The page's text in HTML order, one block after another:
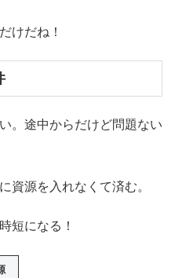
けだね！
。途中からだけど問題ない
資源を入れなくて済む。
短になる！